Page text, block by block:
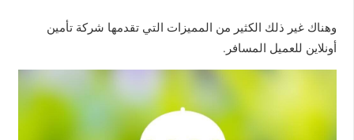
وهناك غير ذلك الكثير من المميزات التي تقدمها شركة تأمين
أونلاين للعميل المسافر.